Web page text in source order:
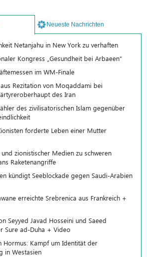
Neueste Nachrichten
Netanjahu in New York zu verhaften
Kongress „Gesundheit bei Arbaeen“
im WM-Finale
Rezitation von Moqaddami bei
des Iran
des zivilisatorischen Islam gegenüber
forderte Leben einer Mutter
und zionistischer Medien zu schweren
Raketenangriffe
kündigt Seeblockade gegen Saudi-Arabien
erreichte Srebrenica aus Frankreich +
Seyyed Javad Hosseini und Saeed
Sure ad-Duha + Video
Hormus: Kampf um Identität der
in Westasien